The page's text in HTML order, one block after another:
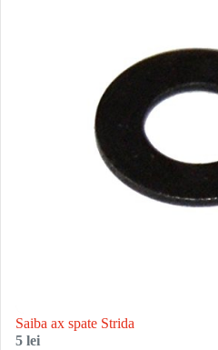
Saiba ax spate Strida
5 lei